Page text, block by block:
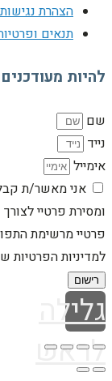
הצהרת נגישות
תנאים
להיות מעודכנים
שם
נייד
אימייל
אני מאשר/ת
ומסירת פרטיי
פרטיי מרשימת
למדיניות הפרטיות
רישום
גלילה
לראש